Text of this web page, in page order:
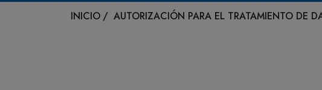
INICIO / AUTORIZACIÓN PARA EL TRATAMIENTO DE